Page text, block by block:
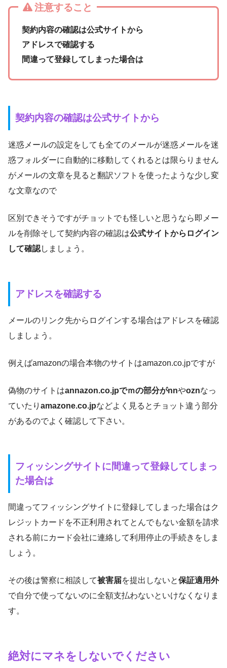
注意すること
契約内容の確認は公式サイトから
アドレスで確認する
間違って登録してしまった場合は
契約内容の確認は公式サイトから
迷惑メールの設定をしても全てのメールが迷惑メールを迷
惑フォルダーに自動的に移動してくれるとは限らりません
がメールの文章を見ると翻訳ソフトを使ったような少し変
な文章なので
区別できそうですがチョットでも怪しいと思うなら即メー
ルを削除そして契約内容の確認は公式サイトからログイン
して確認しましょう。
アドレスを確認する
メールのリンク先からログインする場合はアドレスを確認
しましょう。
例えばamazonの場合本物のサイトはamazon.co.jpですが
偽物のサイトはannazon.co.jpでｍの部分がnnやoznなっ
ていたり amazone.co.jpなどよく見るとチョット違う部分
があるのでよく確認して下さい。
フィッシングサイトに間違って登録してしまっ
た場合は
間違ってフィッシングサイトに登録してしまった場合はク
レジットカードを不正利用されてとんでもない金額を請求
される前にカード会社に連絡して利用停止の手続きをしま
しょう。
その後は警察に相談して被害届を提出しないと保証適用外
で自分で使ってないのに全額支払わないといけなくなりま
す。
絶対にマネをしないでください